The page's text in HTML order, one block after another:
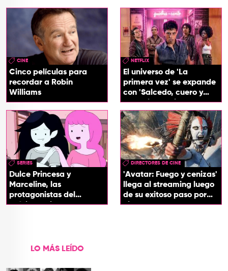
CINE
Cinco películas para
recordar a Robin
Williams
NETFLIX
El universo de 'La
primera vez' se expande
con 'Salcedo, cuero y
boogaloo', spin off
SERIES
Dulce Princesa y
Marceline, las
protagonistas del
próximo spin-off de 'Hora
DIRECTORES DE CINE
'Avatar: Fuego y cenizas'
llega al streaming luego
de su exitoso paso por
cines
LO MÁS LEÍDO